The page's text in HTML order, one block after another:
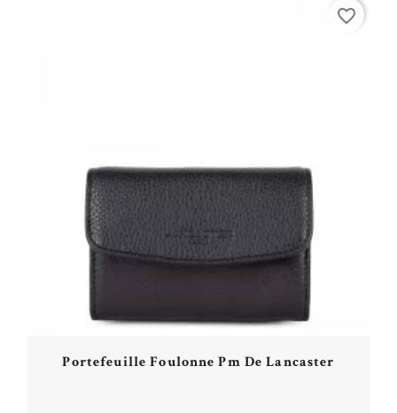
Portefeuille Foulonne Pm De Lancaster
favorite_border